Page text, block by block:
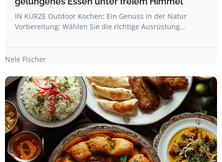
IN KÜRZE Outdoor Kochen: Ein Genuss in der Natur
Vorbereitung: Wählen Sie die richtige Ausrüstung…
Nele Fischer